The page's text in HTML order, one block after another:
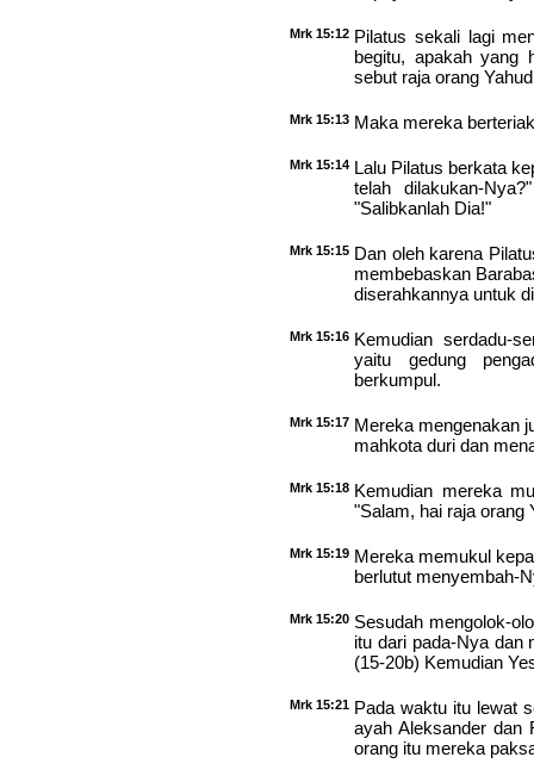
Mrk 15:12 Pilatus sekali lagi
begitu, apakah yang
sebut raja orang
Mrk 15:13 Maka mereka
Mrk 15:14 Lalu Pilatus berkata
telah dilakukan-
"Salibkanlah Dia!"
Mrk 15:15 Dan oleh karena
membebaskan
diserahkannya untuk
Mrk 15:16 Kemudian serdadu-
yaitu gedung
berkumpul.
Mrk 15:17 Mereka mengenakan
mahkota duri dan
Mrk 15:18 Kemudian mereka
"Salam, hai raja orang
Mrk 15:19 Mereka memukul
berlutut menyembah-
Mrk 15:20 Sesudah mengolok-
itu dari pada-Nya dan
(15-20b) Kemudian
Mrk 15:21 Pada waktu itu lewat
ayah Aleksander dan
orang itu mereka